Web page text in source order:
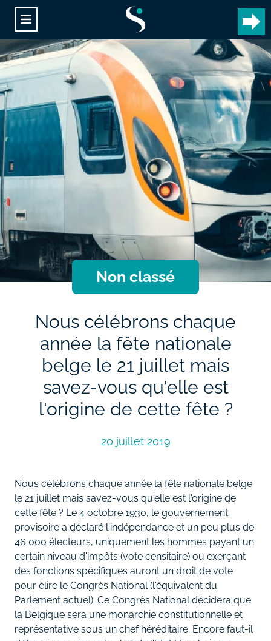
Non classé
Nous célébrons chaque
année la fête nationale
belge le 21 juillet mais
savez-vous qu'elle est
l'origine de cette fête ?
20 juillet 2019
Nous célébrons chaque année la fête nationale belge
le 21 juillet mais savez-vous qu'elle est l'origine de
cette fête ? Le 4 octobre 1930, le gouvernement
provisoire a déclaré l'indépendance et un peu plus de
46 000 électeurs, uniquement les hommes payant un
certain niveau d'impôts (vote censitaire) ou exerçant
des fonctions spécifiques auront un droit de vote
pour élire le Congrès National (l'équivalent du
Parlement actuel). Ce Congrès National décidera que
la Belgique sera une monarchie constitutionnelle et
représentative sous un chef héréditaire. Encore faut-il